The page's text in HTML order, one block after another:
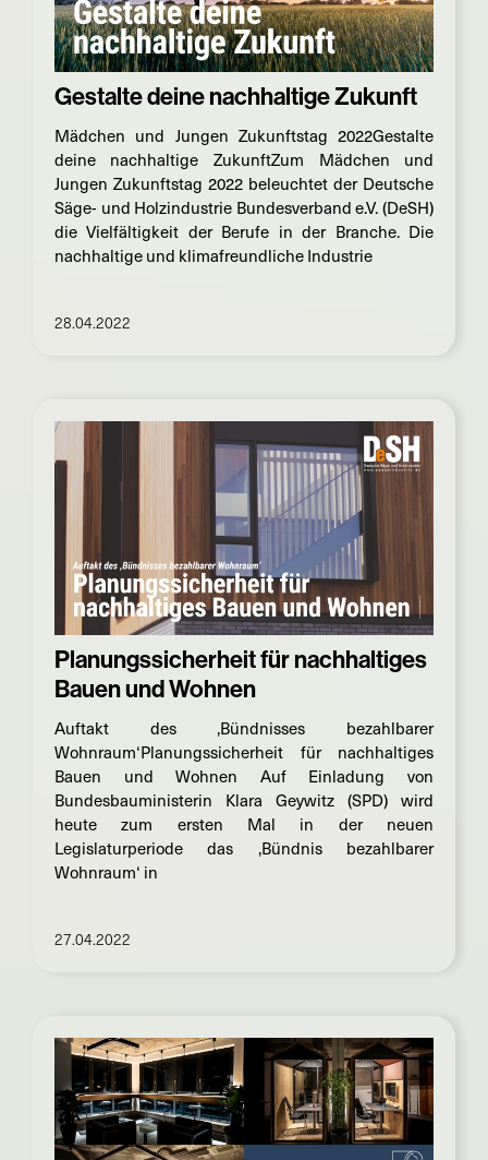
Gestalte deine nachhaltige Zukunft
Mädchen und Jungen Zukunftstag 2022Gestalte
deine nachhaltige ZukunftZum Mädchen und
Jungen Zukunftstag 2022 beleuchtet der Deutsche
Säge- und Holzindustrie Bundesverband e.V. (DeSH)
die Vielfältigkeit der Berufe in der Branche. Die
nachhaltige und klimafreundliche Industrie
28.04.2022
Planungssicherheit für nachhaltiges
Bauen und Wohnen
Auftakt des ‚Bündnisses bezahlbarer
Wohnraum‘Planungssicherheit für nachhaltiges
Bauen und Wohnen Auf Einladung von
Bundesbauministerin Klara Geywitz (SPD) wird
heute zum ersten Mal in der neuen
Legislaturperiode das ‚Bündnis bezahlbarer
Wohnraum‘ in
27.04.2022